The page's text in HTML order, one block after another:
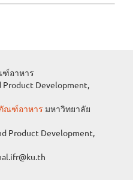
อาหาร
Product Development,
ณฑ์อาหาร มหาวิทยาลัย
Product Development,